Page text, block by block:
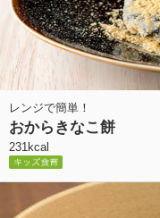
レンジで簡単！
おからきなこ餅
231kcal